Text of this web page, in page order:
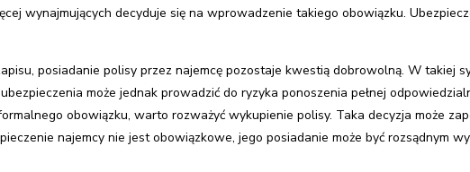
wynajmujących decyduje się na wprowadzenie takiego obowiązku.
posiadanie polisy przez najemcę pozostaje kwestią dobrowolną. W takiej
może jednak prowadzić do ryzyka ponoszenia pełnej
obowiązku, warto rozważyć wykupienie polisy. Taka decyzja może
najemcy nie jest obowiązkowe, jego posiadanie może być rozsądnym